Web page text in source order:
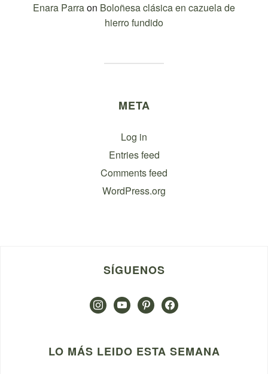
Enara Parraon Boloñesa clásica en cazuela de
hierro fundido
META
Log in
Entries feed
Comments feed
WordPress.org
SÍGUENOS
instagramyoutubepinterestfacebook
LO MÁS LEIDO ESTA SEMANA